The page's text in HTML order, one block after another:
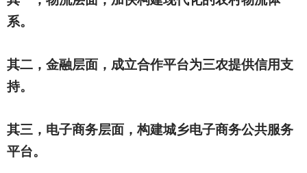
系。
其二，金融层面，成立合作平台为三农提供信用支
持。
其三，电子商务层面，构建城乡电子商务公共服务
平台。